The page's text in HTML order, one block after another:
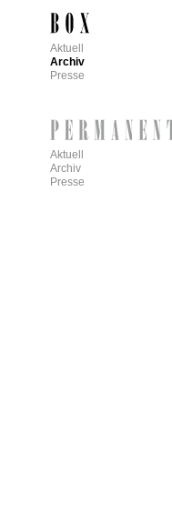
Aktuell
Archiv
Presse
Aktuell
Archiv
Presse